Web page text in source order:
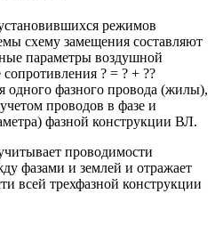
режимов
схему замещения составляют
параметры воздушной
? = ? + ??
одного фазного провода (жилы),
проводов в фазе и
фазной конструкции ВЛ.
проводимости
фазами и землей и отражает
всей трехфазной конструкции